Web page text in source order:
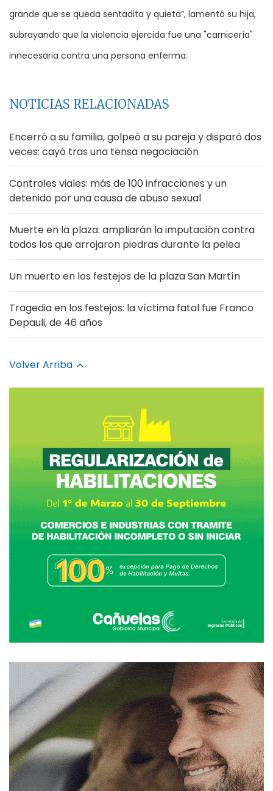
grande que se queda sentadita y quieta”, lamentó su hija,
subrayando que la violencia ejercida fue una "carnicería"
innecesaria contra una persona enferma.
NOTICIAS RELACIONADAS
Encerró a su familia, golpeó a su pareja y disparó dos
veces: cayó tras una tensa negociación
Controles viales: más de 100 infracciones y un
detenido por una causa de abuso sexual
Muerte en la plaza: ampliarán la imputación contra
todos los que arrojaron piedras durante la pelea
Un muerto en los festejos de la plaza San Martín
Tragedia en los festejos: la víctima fatal fue Franco
Depauli, de 46 años
Volver Arriba